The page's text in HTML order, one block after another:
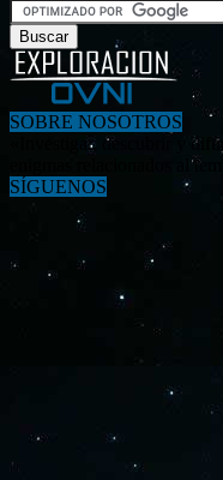
SOBRE NOSOTROS
«Investigar, descubrir y
enigmas relacionados al
SÍGUENOS